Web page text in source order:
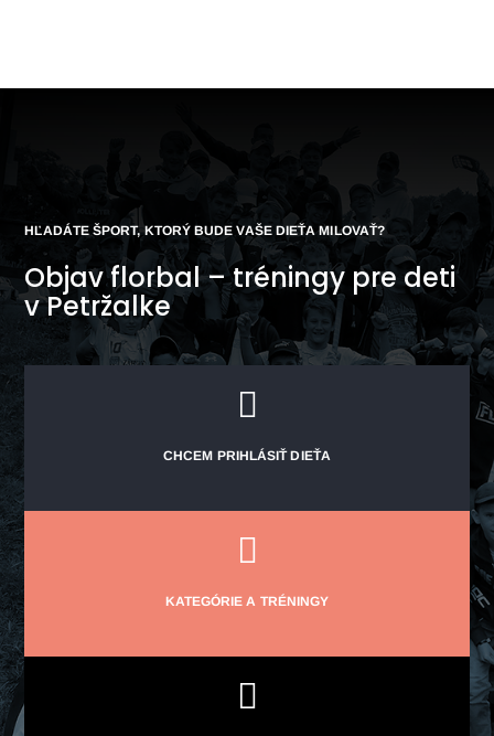
HĽADÁTE ŠPORT, KTORÝ BUDE VAŠE DIEŤA MILOVAŤ?
Objav florbal – tréningy pre deti
v Petržalke

CHCEM PRIHLÁSIŤ DIEŤA

KATEGÓRIE A TRÉNINGY
